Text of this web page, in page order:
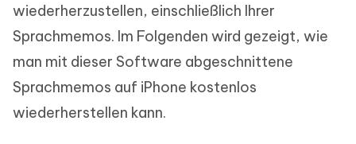
wiederherzustellen, einschließlich Ihrer
Sprachmemos. Im Folgenden wird gezeigt, wie
man mit dieser Software abgeschnittene
Sprachmemos auf iPhone kostenlos
wiederherstellen kann.